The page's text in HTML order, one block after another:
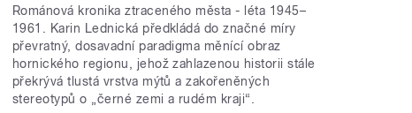
Románová kronika ztraceného města - léta 1945–
1961. Karin Lednická předkládá do značné míry
převratný, dosavadní paradigma měnící obraz
hornického regionu, jehož zahlazenou historii stále
překrývá tlustá vrstva mýtů a zakořeněných
stereotypů o „černé zemi a rudém kraji“.